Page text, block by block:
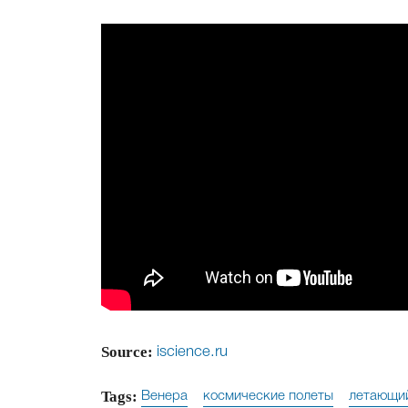
Source: iscience.ru
Tags: Венера космические полеты